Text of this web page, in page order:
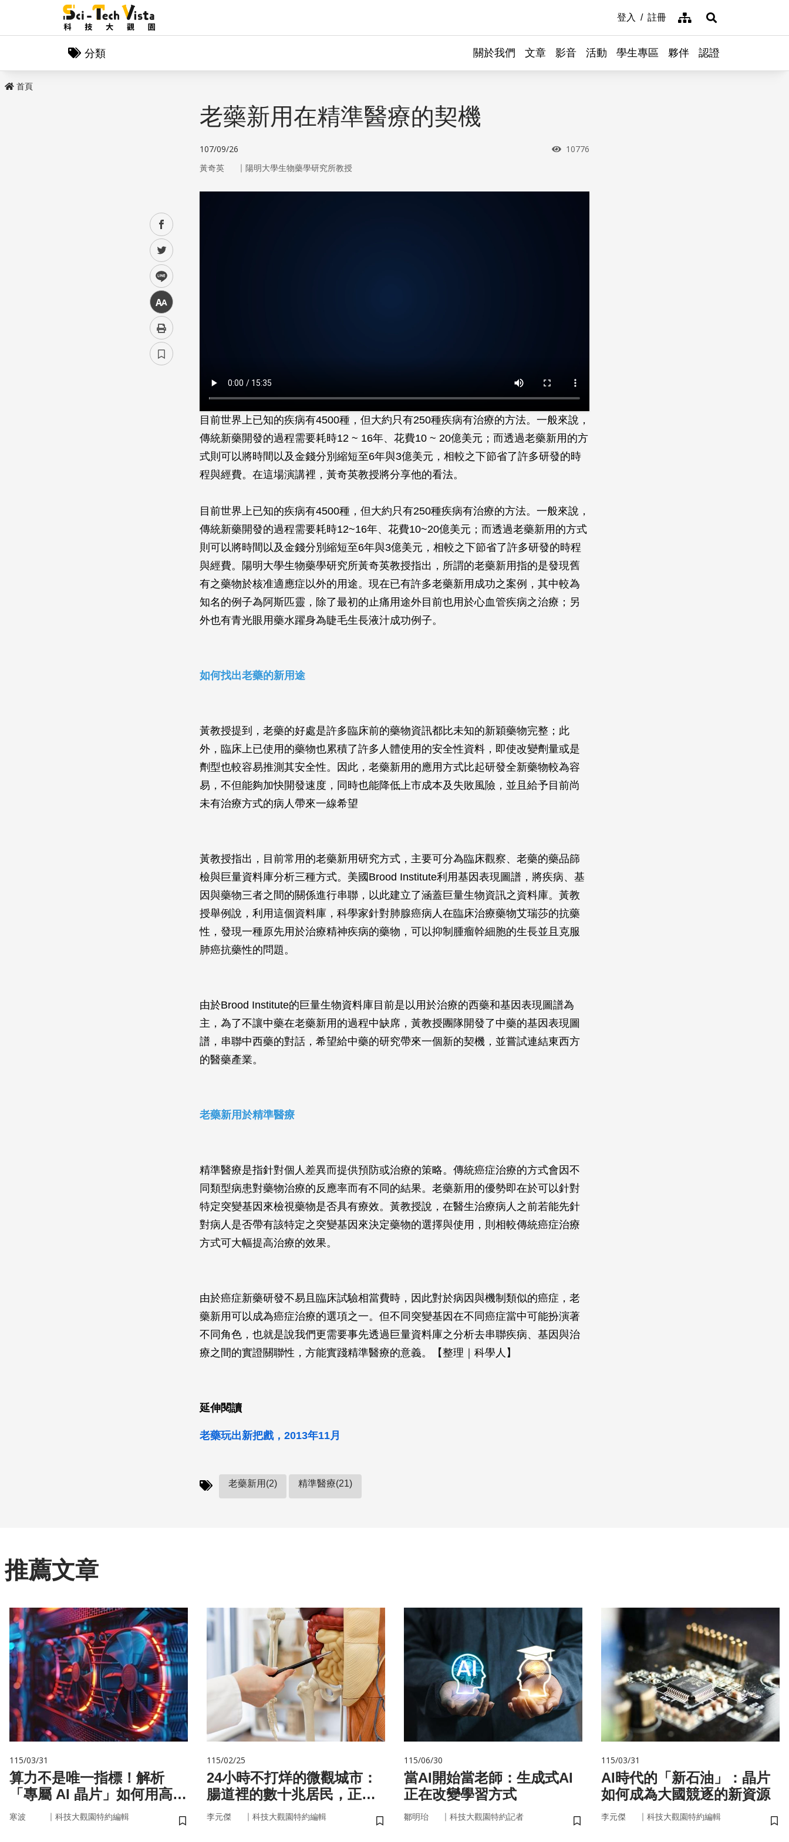
登入 註冊 網站導覽展開搜尋
分類 關於我們 文章 影音 活動 學生專區 夥伴 認證
首頁
facebook
twitter
line
中
老藥新用在精準醫療的契機
107/09/26 瀏覽次數
10776
黃奇英 ｜ 陽明大學生物藥學研究所教授
目前世界上已知的疾病有4500種，但大約只有250種疾病有治療的方法。一般來說，
傳統新藥開發的過程需要耗時12 ~ 16年、花費10 ~ 20億美元；而透過老藥新用的方
式則可以將時間以及金錢分別縮短至6年與3億美元，相較之下節省了許多研發的時
程與經費。在這場演講裡，黃奇英教授將分享他的看法。
目前世界上已知的疾病有4500種，但大約只有250種疾病有治療的方法。一般來說，
傳統新藥開發的過程需要耗時12~16年、花費10~20億美元；而透過老藥新用的方式
則可以將時間以及金錢分別縮短至6年與3億美元，相較之下節省了許多研發的時程
與經費。陽明大學生物藥學研究所黃奇英教授指出，所謂的老藥新用指的是發現舊
有之藥物於核准適應症以外的用途。現在已有許多老藥新用成功之案例，其中較為
知名的例子為阿斯匹靈，除了最初的止痛用途外目前也用於心血管疾病之治療；另
外也有青光眼用藥水躍身為睫毛生長液汁成功例子。
如何找出老藥的新用途
黃教授提到，老藥的好處是許多臨床前的藥物資訊都比未知的新穎藥物完整；此
外，臨床上已使用的藥物也累積了許多人體使用的安全性資料，即使改變劑量或是
劑型也較容易推測其安全性。因此，老藥新用的應用方式比起研發全新藥物較為容
易，不但能夠加快開發速度，同時也能降低上市成本及失敗風險，並且給予目前尚
未有治療方式的病人帶來一線希望
黃教授指出，目前常用的老藥新用研究方式，主要可分為臨床觀察、老藥的藥品篩
檢與巨量資料庫分析三種方式。美國Brood Institute利用基因表現圖譜，將疾病、基
因與藥物三者之間的關係進行串聯，以此建立了涵蓋巨量生物資訊之資料庫。黃教
授舉例說，利用這個資料庫，科學家針對肺腺癌病人在臨床治療藥物艾瑞莎的抗藥
性，發現一種原先用於治療精神疾病的藥物，可以抑制腫瘤幹細胞的生長並且克服
肺癌抗藥性的問題。
由於Brood Institute的巨量生物資料庫目前是以用於治療的西藥和基因表現圖譜為
主，為了不讓中藥在老藥新用的過程中缺席，黃教授團隊開發了中藥的基因表現圖
譜，串聯中西藥的對話，希望給中藥的研究帶來一個新的契機，並嘗試連結東西方
的醫藥產業。
老藥新用於精準醫療
精準醫療是指針對個人差異而提供預防或治療的策略。傳統癌症治療的方式會因不
同類型病患對藥物治療的反應率而有不同的結果。老藥新用的優勢即在於可以針對
特定突變基因來檢視藥物是否具有療效。黃教授說，在醫生治療病人之前若能先針
對病人是否帶有該特定之突變基因來決定藥物的選擇與使用，則相較傳統癌症治療
方式可大幅提高治療的效果。
由於癌症新藥研發不易且臨床試驗相當費時，因此對於病因與機制類似的癌症，老
藥新用可以成為癌症治療的選項之一。但不同突變基因在不同癌症當中可能扮演著
不同角色，也就是說我們更需要事先透過巨量資料庫之分析去串聯疾病、基因與治
療之間的實證關聯性，方能實踐精準醫療的意義。【整理｜科學人】
延伸閱讀
老藥玩出新把戲，2013年11月
老藥新用(2) 精準醫療(21)
推薦文章
115/03/31
算力不是唯一指標！解析
「專屬 AI 晶片」如何用高效
率驅動未來
寒波 ｜ 科技大觀園特約編輯
儲存書籤
115/02/25
24小時不打烊的微觀城市：
腸道裡的數十兆居民，正悄
悄掌管你的大腦與健康
李元傑 ｜ 科技大觀園特約編輯
儲存書籤
115/06/30
當AI開始當老師：生成式AI
正在改變學習方式
鄒明珆 ｜ 科技大觀園特約記者
儲存書籤
115/03/31
AI時代的「新石油」：晶片
如何成為大國競逐的新資源
李元傑 ｜ 科技大觀園特約編輯
儲